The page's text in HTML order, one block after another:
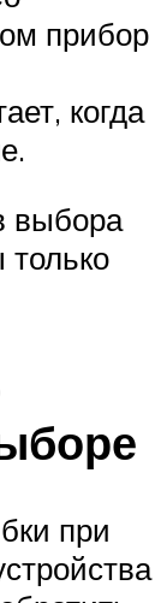
прибор
когда
выбора
при